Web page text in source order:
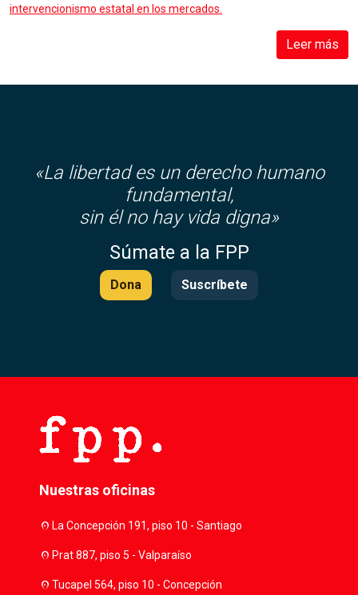
intervencionismo estatal en los mercados.
Leer más
«La libertad es un derecho humano
fundamental,
sin él no hay vida digna»
Súmate a la FPP
Dona Suscríbete
Nuestras oficinas
location_onLa Concepción 191, piso 10 - Santiago
location_onPrat 887, piso 5 - Valparaíso
location_onTucapel 564, piso 10 - Concepción